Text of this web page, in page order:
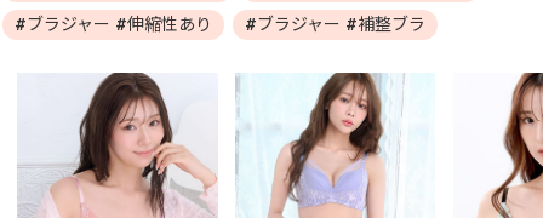
#ブラジャー #伸縮性あり
#ブラジャー #補整ブラ